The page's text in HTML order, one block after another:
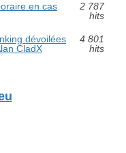
en cas
2 787
hits
dévoilées
CladX
4 801
hits